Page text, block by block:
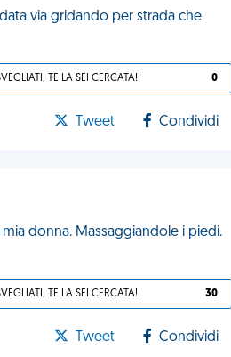
via gridando per strada che
TE LA SEI CERCATA! 0
Tweet Condividi
donna. Massaggiandole i piedi.
TE LA SEI CERCATA! 30
Tweet Condividi